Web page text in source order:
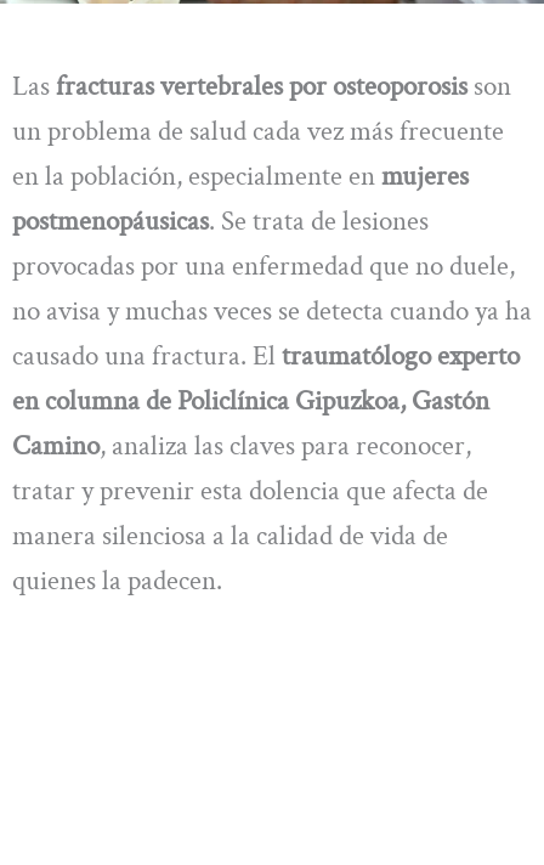
Lasfracturas vertebrales por osteoporosisson
un problema de salud cada vez más frecuente
en la población, especialmente enmujeres
postmenopáusicas. Se trata de lesiones
provocadas por una enfermedad que no duele,
no avisa y muchas veces se detecta cuando ya ha
causado una fractura. El traumatólogo experto
en columna de Policlínica Gipuzkoa, Gastón
Camino, analiza las claves para reconocer,
tratar y prevenir esta dolencia que afecta de
manera silenciosa a la calidad de vida de
quienes la padecen.